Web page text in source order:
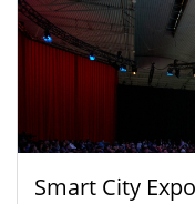
Smart City